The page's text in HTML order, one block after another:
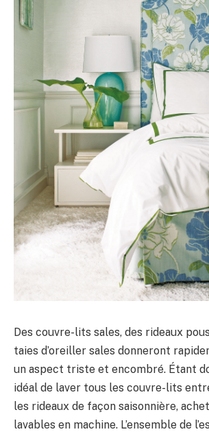
Des couvre-lits sales, des rideaux
taies d’oreiller sales donneront
un aspect triste et encombré. Étant
idéal de laver tous les couvre-lits
les rideaux de façon saisonnière,
lavables en machine. L’ensemble de